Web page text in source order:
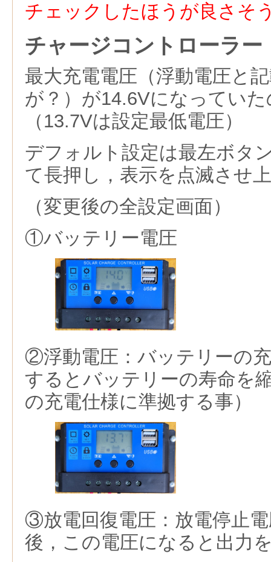
チェックしたほうが良さそ
チャージコントローラー
最大充電電圧（浮動電圧と
が？）が14.6Vになってい
（13.7Vは設定最低電圧）
デフォルト設定は最左ボタ
て長押し，表示を点滅させ
（変更後の全設定画面）
①バッテリー電圧
②浮動電圧：バッテリーの
するとバッテリーの寿命を
の充電仕様に準拠する事）
③放電回復電圧：放電停止
後，この電圧になると出力